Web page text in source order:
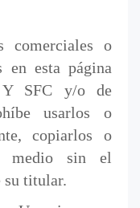
comerciales o
en esta página
Y SFC y/o de
usarlos o
copiarlos o
medio sin el
su titular.